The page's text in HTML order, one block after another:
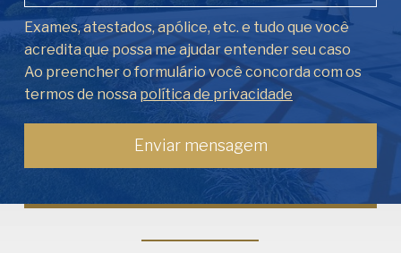
Exames, atestados, apólice, etc. e tudo que você
acredita que possa me ajudar entender seu caso
Ao preencher o formulário você concorda com os
termos de nossa política de privacidade